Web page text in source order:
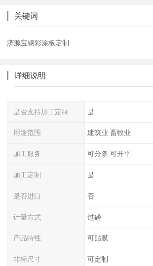
关键词
济源宝钢彩涂板定制
详细说明
是否支持加工定制 是
用途范围 建筑业 畜牧业
加工服务 可分条 可开平
加工定制 是
是否进口 否
计量方式 过磅
产品特性 可贴膜
非标尺寸 可定制